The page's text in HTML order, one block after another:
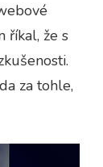
říkal, že s
za tohle,